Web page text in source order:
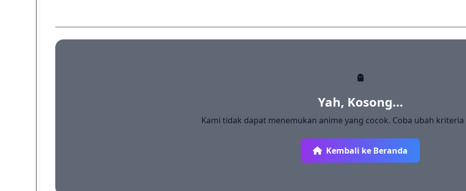
Yah, Kosong...
Kami tidak dapat menemukan anime yang cocok. Coba ubah
Kembali ke Beranda